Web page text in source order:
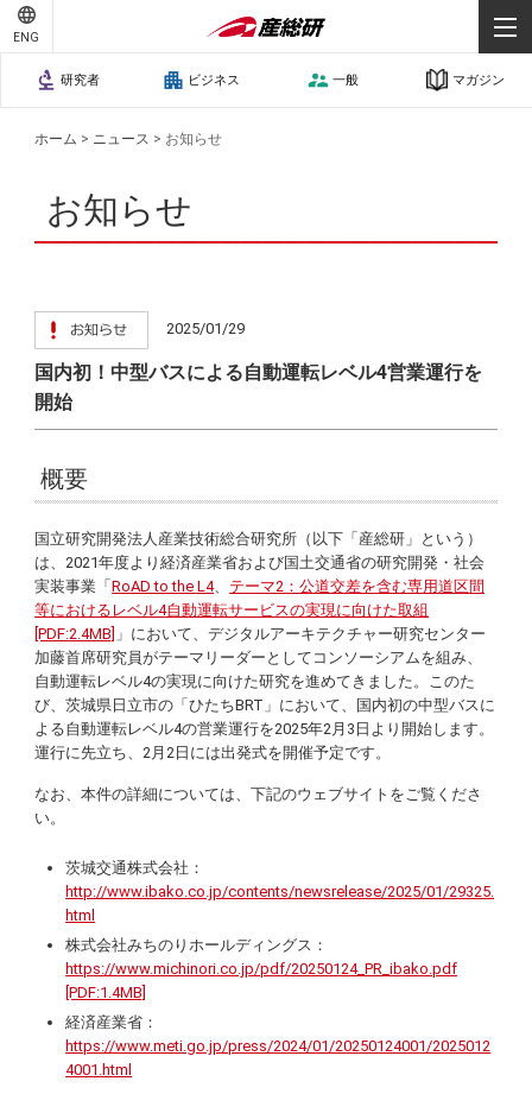
ENG
研究者 ビジネス 一般 マガジン
ホーム > ニュース > お知らせ
お知らせ
2025/01/29
国内初！中型バスによる自動運転レベル4営業運行を
開始
概要
国立研究開発法人産業技術総合研究所（以下「産総研」という）
は、2021年度より経済産業省および国土交通省の研究開発・社会
実装事業「RoAD to the L4、 テーマ2：公道交差を含む専用道区間
等におけるレベル4自動運転サービスの実現に向けた取組
[PDF:2.4MB] 」において、デジタルアーキテクチャー研究センター
加藤首席研究員がテーマリーダーとしてコンソーシアムを組み、
自動運転レベル4の実現に向けた研究を進めてきました。このた
び、茨城県日立市の「ひたちBRT」において、国内初の中型バスに
よる自動運転レベル4の営業運行を2025年2月3日より開始します。
運行に先立ち、2月2日には出発式を開催予定です。
なお、本件の詳細については、下記のウェブサイトをご覧くださ
い。
茨城交通株式会社：
http://www.ibako.co.jp/contents/newsrelease/2025/01/29325.
html
株式会社みちのりホールディングス：
https://www.michinori.co.jp/pdf/20250124_PR_ibako.pdf
[PDF:1.4MB]
経済産業省：
https://www.meti.go.jp/press/2024/01/20250124001/2025012
4001.html